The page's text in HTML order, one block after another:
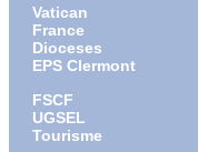
Vatican
France
Dioceses
EPS Clermont
FSCF
UGSEL
Tourisme